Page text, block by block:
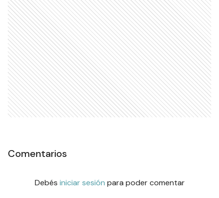
Comentarios
Debés iniciar sesión para poder comentar